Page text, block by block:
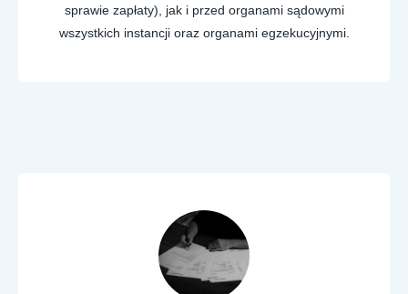
sprawie zapłaty), jak i przed organami sądowymi
wszystkich instancji oraz organami egzekucyjnymi.